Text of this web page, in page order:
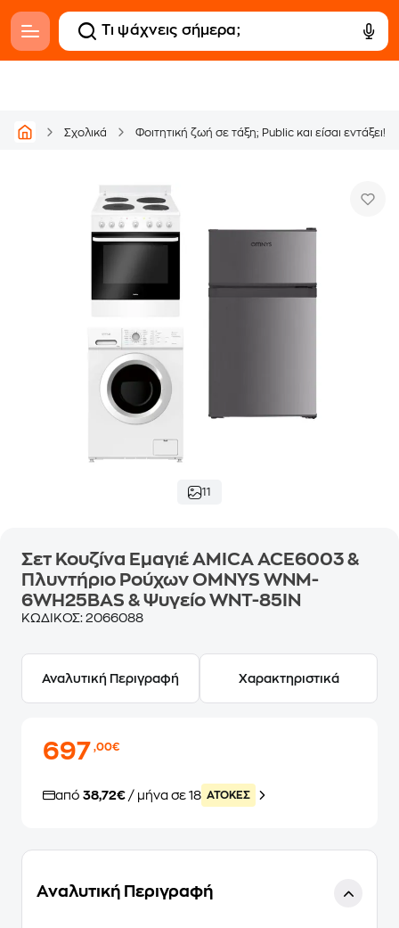
Σχολικά Φοιτητική ζωή σε τάξη; Public και είσαι εντάξει!
11
Σετ Κουζίνα Εμαγιέ AMICA ACE6003 &
Πλυντήριο Ρούχων OMNYS WNM-
6WH25BAS & Ψυγείο WNT-85IN
ΚΩΔΙΚΟΣ: 2066088
Αναλυτική Περιγραφή Χαρακτηριστικά
697,00€
από 38,72€ / μήνα σε 18 ATOKEΣ
Αναλυτική Περιγραφή